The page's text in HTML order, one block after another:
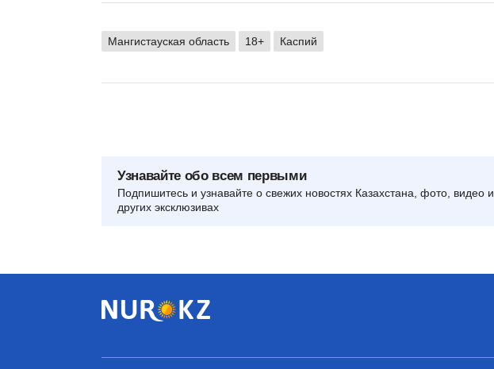
Мангистауская область 18+ Каспий
Узнавайте обо всем первыми
Подпишитесь и узнавайте о свежих новостях Казахстана, фото, видео и
других эксклюзивах